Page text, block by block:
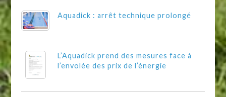
Aquadick : arrêt technique prolongé
L’Aquadick prend des mesures face à
l’envolée des prix de l’énergie